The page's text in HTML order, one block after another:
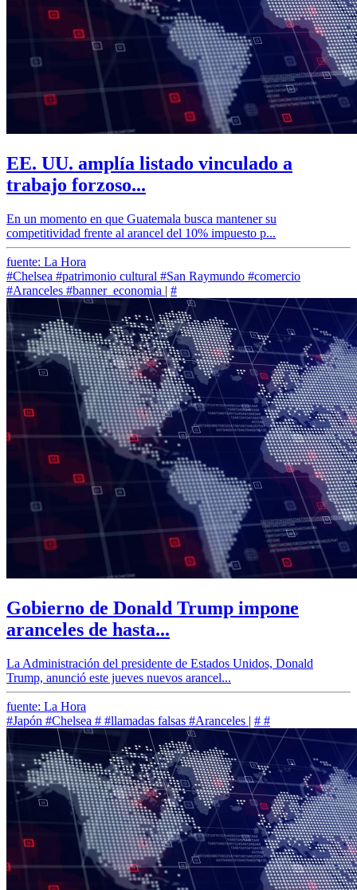
EE. UU. amplía listado vinculado a
trabajo forzoso...
En un momento en que Guatemala busca mantener su
competitividad frente al arancel del 10% impuesto p...
fuente: La Hora
#Chelsea #patrimonio cultural #San Raymundo #comercio
#Aranceles #banner_economia | #
Gobierno de Donald Trump impone
aranceles de hasta...
La Administración del presidente de Estados Unidos, Donald
Trump, anunció este jueves nuevos arancel...
fuente: La Hora
#Japón #Chelsea # #llamadas falsas #Aranceles | # #